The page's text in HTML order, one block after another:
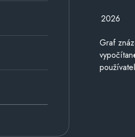
2026
Graf